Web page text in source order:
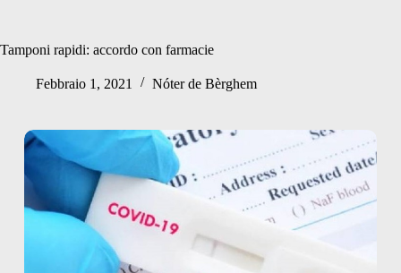
Tamponi rapidi: accordo con farmacie
Febbraio 1, 2021 Nóter de Bèrghem